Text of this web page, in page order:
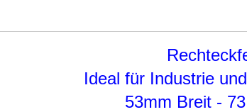
Ideal für Industrie
53mm Breit -